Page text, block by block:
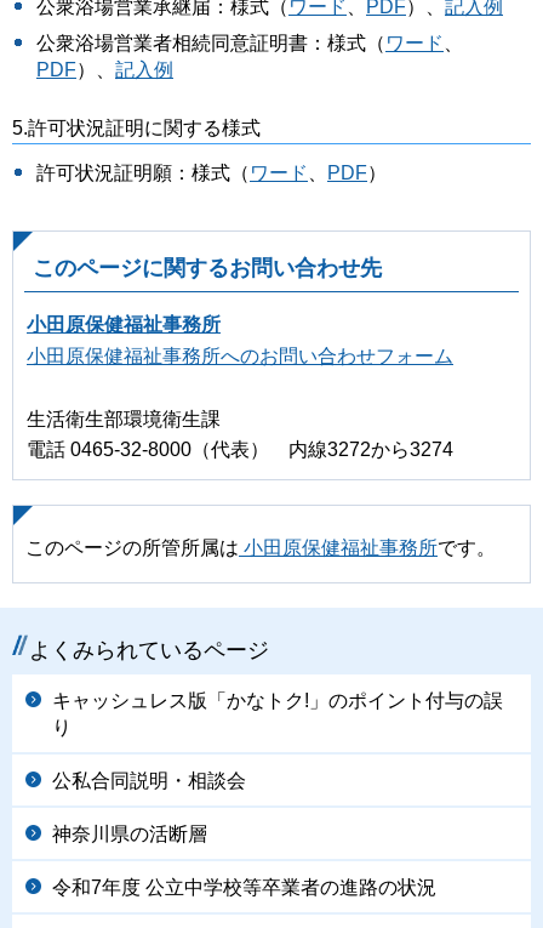
公衆浴場営業承継届：様式（ ワード PDF）、 記入例
公衆浴場営業者相続同意証明書：様式（ ワード
PDF）、 記入例
5.許可状況証明に関する様式
許可状況証明願：様式（ ワード PDF）
このページに関するお問い合わせ先
小田原保健福祉事務所
小田原保健福祉事務所へのお問い合わせフォーム
生活衛生部環境衛生課
電話 0465-32-8000（代表） 内線3272から3274
このページの所管所属は 小田原保健福祉事務所です。
よくみられているページ
キャッシュレス版「かなトク!」のポイント付与の誤
り
公私合同説明・相談会
神奈川県の活断層
令和7年度 公立中学校等卒業者の進路の状況